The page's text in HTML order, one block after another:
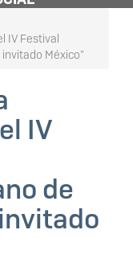
IV Festival
México"
IV
de